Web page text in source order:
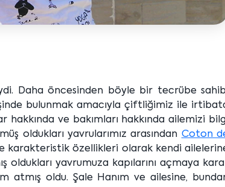
Daha öncesinden böyle bir tecrübe
bulunmak amacıyla çiftliğimiz ile
hakkında ve bakımları hakkında ailemizi
oldukları yavrularımız arasından Coton
karakteristik özellikleri olarak kendi
yavrumuza kapılarını açmaya
atmış oldu. Şale Hanım ve ailesine,